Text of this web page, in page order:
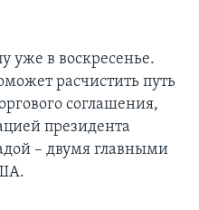
уже в воскресенье.
расчистить путь
соглашения,
президента
– двумя главными